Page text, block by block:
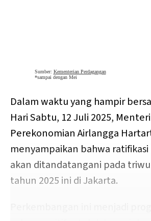
Dalam waktu yang hampir
Hari Sabtu, 12 Juli 2025,
Perekonomian Airlangga
menyampaikan bahwa ratifikasi
akan ditandatangani pada
tahun 2025 ini di Jakarta.